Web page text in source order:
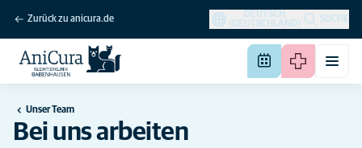
Zurück zu anicura.de
DEUTSCH
(DEUTSCHLAND)
SUCHE
Unser Team
Bei uns arbeiten